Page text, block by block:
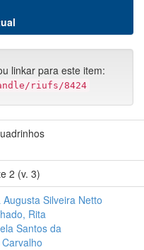
linkar para este item:
riufs/8424
2 (v. 3)
Silveira Netto
Rita
Santos da